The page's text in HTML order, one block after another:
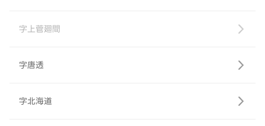
字上菅廻間
字唐透
字北海道